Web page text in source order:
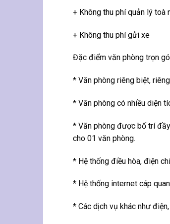
+ Không thu phí quản lý toà
+ Không thu phí gửi xe
Đặc điểm văn phòng trọn
* Văn phòng riêng biệt,
* Văn phòng có nhiều diện
* Văn phòng được bố trí
cho 01 văn phòng.
* Hệ thống điều hòa, điện
* Hệ thống internet cáp
* Các dịch vụ khác như